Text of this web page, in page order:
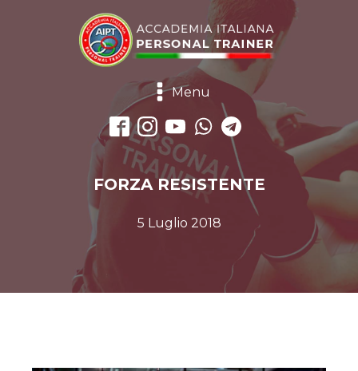
Menu
FORZA RESISTENTE
5 Luglio 2018